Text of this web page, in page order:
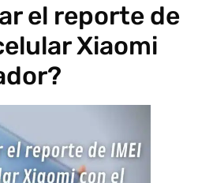
el reporte de
Xiaomi